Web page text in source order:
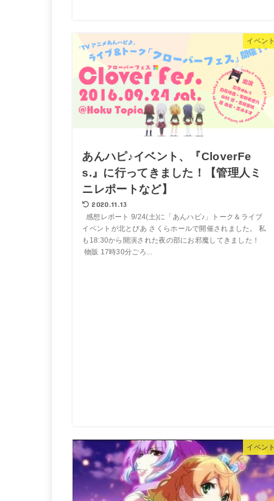
イベント
あんハピ♪イベント、『CloverFe
s.』に行ってきました！【管理人ミ
ニレポートなど】
2020.11.13
感想レポート 9/24(土)に「あんハピ♪」トーク＆ライブ
イベントが北とぴあ さくらホールで開催されました。 私
も18:30から開演された夜の部にお邪魔してきました！
物販 17時30分ごろ...
イベント